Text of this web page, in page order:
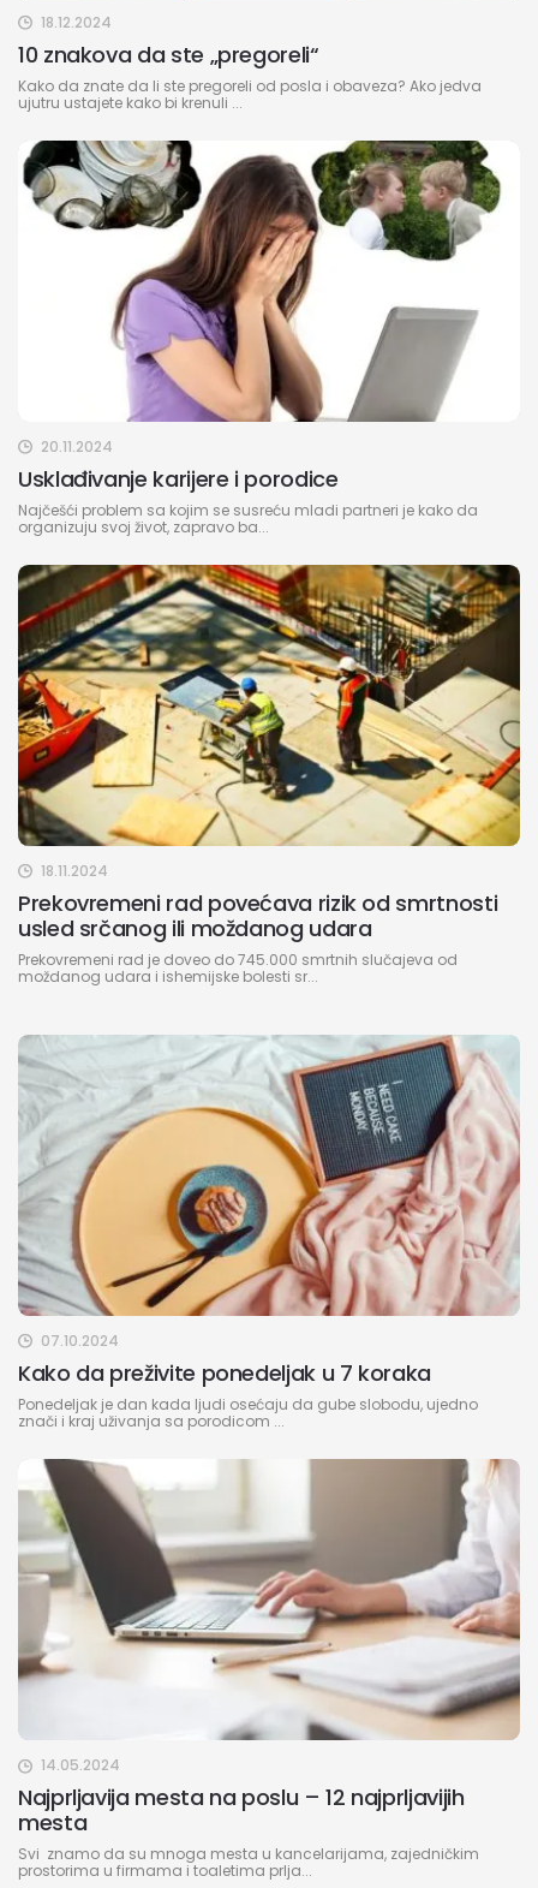
18.12.2024
10 znakova da ste „pregoreli“
Kako da znate da li ste pregoreli od posla i obaveza? Ako jedva
ujutru ustajete kako bi krenuli ...
20.11.2024
Usklađivanje karijere i porodice
Najčešći problem sa kojim se susreću mladi partneri je kako da
organizuju svoj život, zapravo ba...
18.11.2024
Prekovremeni rad povećava rizik od smrtnosti
usled srčanog ili moždanog udara
Prekovremeni rad je doveo do 745.000 smrtnih slučajeva od
moždanog udara i ishemijske bolesti sr...
07.10.2024
Kako da preživite ponedeljak u 7 koraka
Ponedeljak je dan kada ljudi osećaju da gube slobodu, ujedno
znači i kraj uživanja sa porodicom ...
14.05.2024
Najprljavija mesta na poslu – 12 najprljavijih
mesta
Svi znamo da su mnoga mesta u kancelarijama, zajedničkim
prostorima u firmama i toaletima prlja...